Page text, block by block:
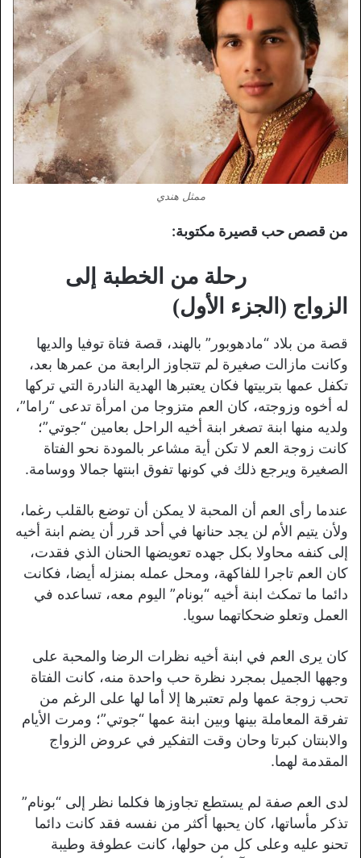
ممثل هندي
من قصص حب قصيرة مكتوبة:
رحلة من الخطبة إلى
الزواج (الجزء الأول)
قصة من بلاد “مادهوبور” بالهند، قصة فتاة توفيا والديها
وكانت مازالت صغيرة لم تتجاوز الرابعة من عمرها بعد،
تكفل عمها بتربيتها فكان يعتبرها الهدية النادرة التي تركها
له أخوه وزوجته، كان العم متزوجا من امرأة تدعى “راما”،
ولديه منها ابنة تصغر ابنة أخيه الراحل بعامين “جوتي”؛
كانت زوجة العم لا تكن أية مشاعر بالمودة نحو الفتاة
الصغيرة ويرجع ذلك في كونها تفوق ابنتها جمالا ووسامة.
عندما رأى العم أن المحبة لا يمكن أن توضع بالقلب رغما،
ولأن يتيم الأم لن يجد حنانها في أحد قرر أن يضم ابنة أخيه
إلى كنفه محاولا بكل جهده تعويضها الحنان الذي فقدت،
كان العم تاجرا للفاكهة، ومحل عمله بمنزله أيضا، فكانت
دائما ما تمكث ابنة أخيه “بونام” اليوم معه، تساعده في
العمل وتعلو ضحكاتهما سويا.
كان يرى العم في ابنة أخيه نظرات الرضا والمحبة على
وجهها الجميل بمجرد نظرة حب واحدة منه، كانت الفتاة
تحب زوجة عمها ولم تعتبرها إلا أما لها على الرغم من
تفرقة المعاملة بينها وبين ابنة عمها “جوتي”؛ ومرت الأيام
والابنتان كبرتا وحان وقت التفكير في عروض الزواج
المقدمة لهما.
لدى العم صفة لم يستطع تجاوزها فكلما نظر إلى “بونام”
تذكر مأساتها، كان يحبها أكثر من نفسه فقد كانت دائما
تحنو عليه وعلى كل من حولها، كانت عطوفة وطيبة